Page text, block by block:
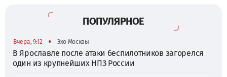
ПОПУЛЯРНОЕ
Вчера, 9:12 • Эхо Москвы
В Ярославле после атаки беспилотников загорелся
один из крупнейших НПЗ России